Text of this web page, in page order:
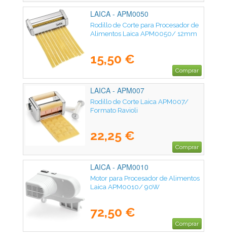
LAICA - APM0050
Rodillo de Corte para Procesador de
Alimentos Laica APM0050/ 12mm
15,50 €
Comprar
LAICA - APM007
Rodillo de Corte Laica APM007/
Formato Ravioli
22,25 €
Comprar
LAICA - APM0010
Motor para Procesador de Alimentos
Laica APM0010/ 90W
72,50 €
Comprar